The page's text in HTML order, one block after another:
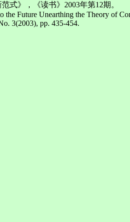
式》，《读书》2003年第12期。
the Future Unearthing the Theory of
3(2003), pp. 435-454.